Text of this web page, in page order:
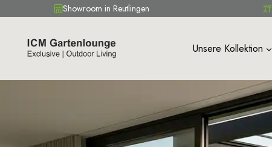
Showroom in Reutlingen
Unsere Kollektion